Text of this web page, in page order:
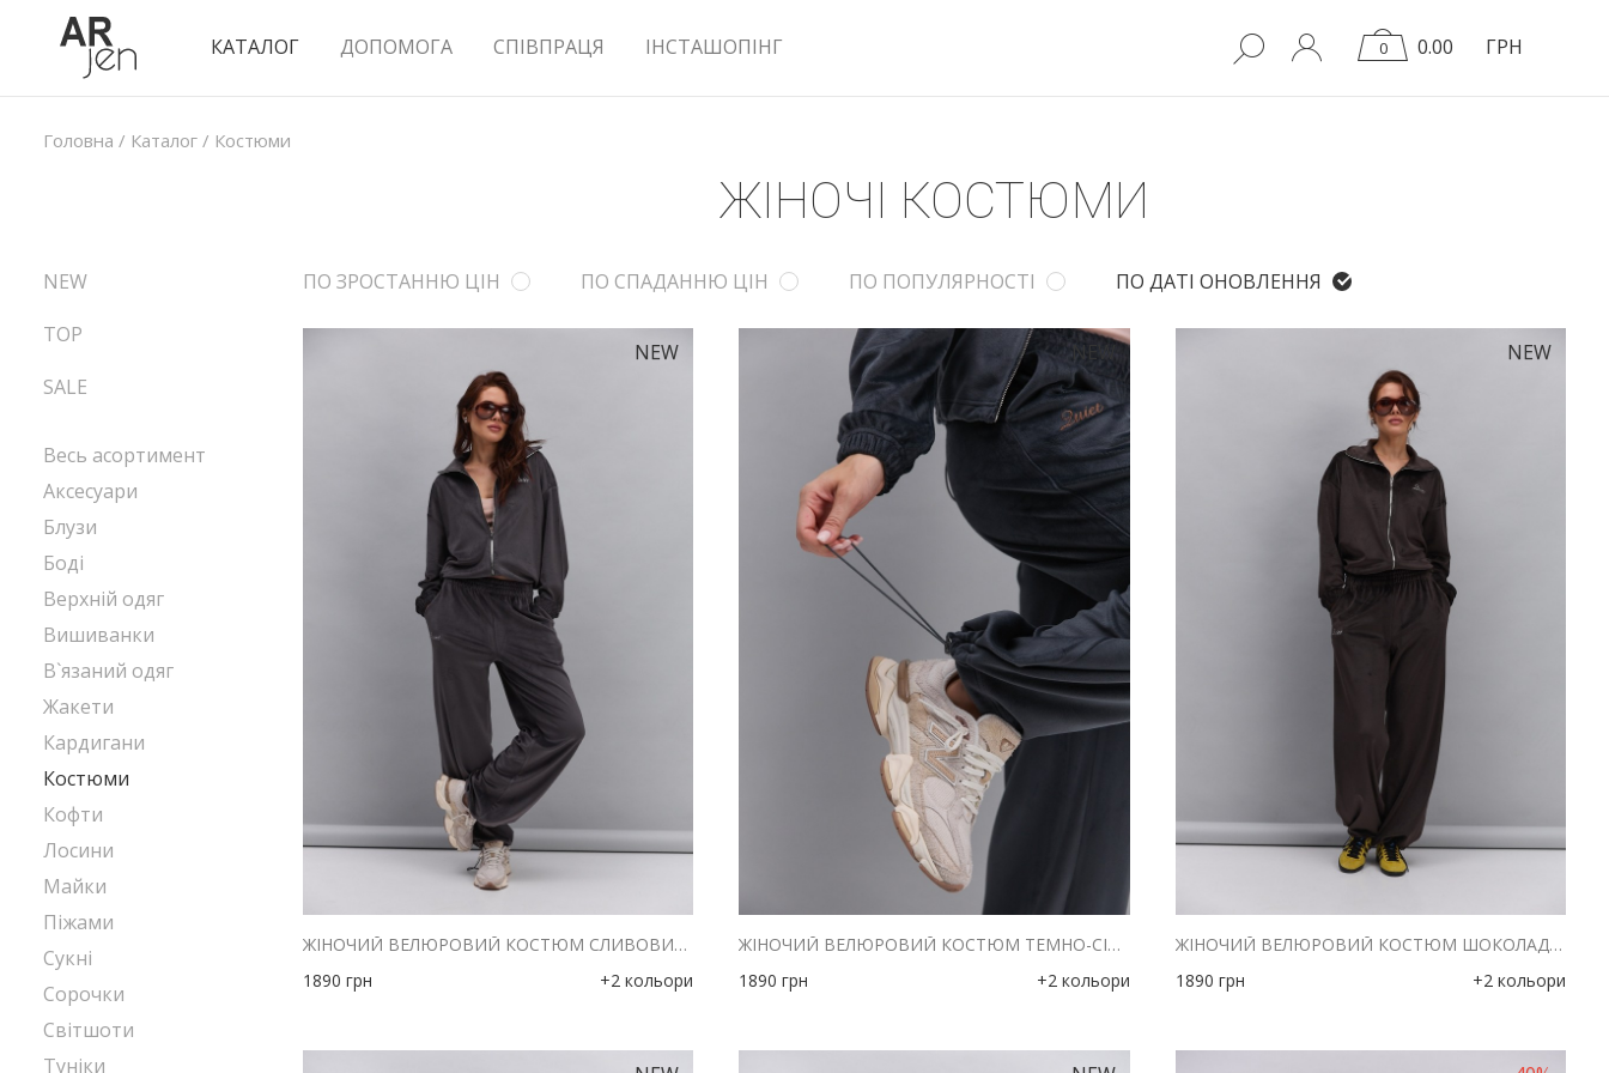
КАТАЛОГ ДОПОМОГА СПІВПРАЦЯ ІНСТАШОПІНГ 0 0.00 ГРН
Головна / Каталог / Костюми
ЖІНОЧІ КОСТЮМИ
ПО ЗРОСТАННЮ ЦІН ПО СПАДАННЮ ЦІН ПО ПОПУЛЯРНОСТІ ПО ДАТІ ОНОВЛЕННЯ
NEW
ЖІНОЧИЙ ВЕЛЮРОВИЙ КОСТЮМ СЛИВОВИЙ З ВИШИТИМ НАПИСОМ 2UIET
1890 грн +2 кольори
NEW
ЖІНОЧИЙ ВЕЛЮРОВИЙ КОСТЮМ ТЕМНО-СІРИЙ З ВИШИТИМ НАПИСОМ 2UIET
1890 грн +2 кольори
NEW
ЖІНОЧИЙ ВЕЛЮРОВИЙ КОСТЮМ ШОКОЛАДНИЙ З ВИШИТИМ НАПИСОМ 2UIET
1890 грн +2 кольори
NEW
TOP
SALE
Весь асортимент
Аксесуари
Блузи
Боді
Верхній одяг
Вишиванки
В`язаний одяг
Жакети
Кардигани
Костюми
Кофти
Лосини
Майки
Піжами
Сукні
Сорочки
Світшоти
Туніки